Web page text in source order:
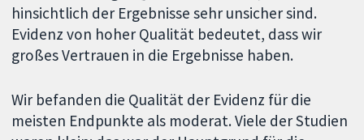
hinsichtlich der Ergebnisse sehr unsicher sind.
Evidenz von hoher Qualität bedeutet, dass wir
großes Vertrauen in die Ergebnisse haben.
Wir befanden die Qualität der Evidenz für die
meisten Endpunkte als moderat. Viele der Studien